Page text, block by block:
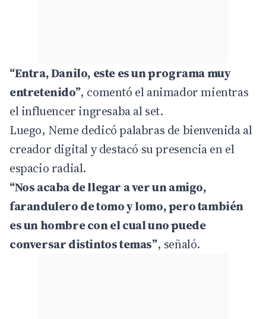
“Entra, Danilo, este es un programa muy
entretenido”, comentó el animador mientras
el influencer ingresaba al set.
Luego, Neme dedicó palabras de bienvenida al
creador digital y destacó su presencia en el
espacio radial.
“Nos acaba de llegar a ver un amigo,
farandulero de tomo y lomo, pero también
es un hombre con el cual uno puede
conversar distintos temas”, señaló.